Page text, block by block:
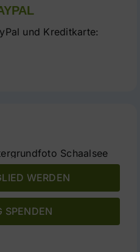
und Kreditkarte:
WERDEN
SPENDEN